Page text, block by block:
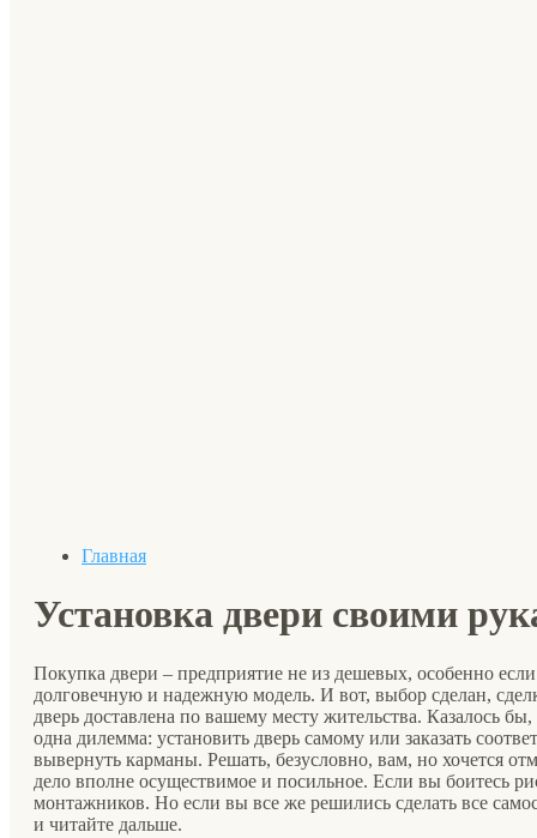
Главная
Установка двери своими
Покупка двери – предприятие не из дешевых, особенно
долговечную и надежную модель. И вот, выбор сделан,
дверь доставлена по вашему месту жительства. Казалось
одна дилемма: установить дверь самому или заказать
вывернуть карманы. Решать, безусловно, вам, но хочется
дело вполне осуществимое и посильное. Если вы боитесь
монтажников. Но если вы все же решились сделать все
и читайте дальше.